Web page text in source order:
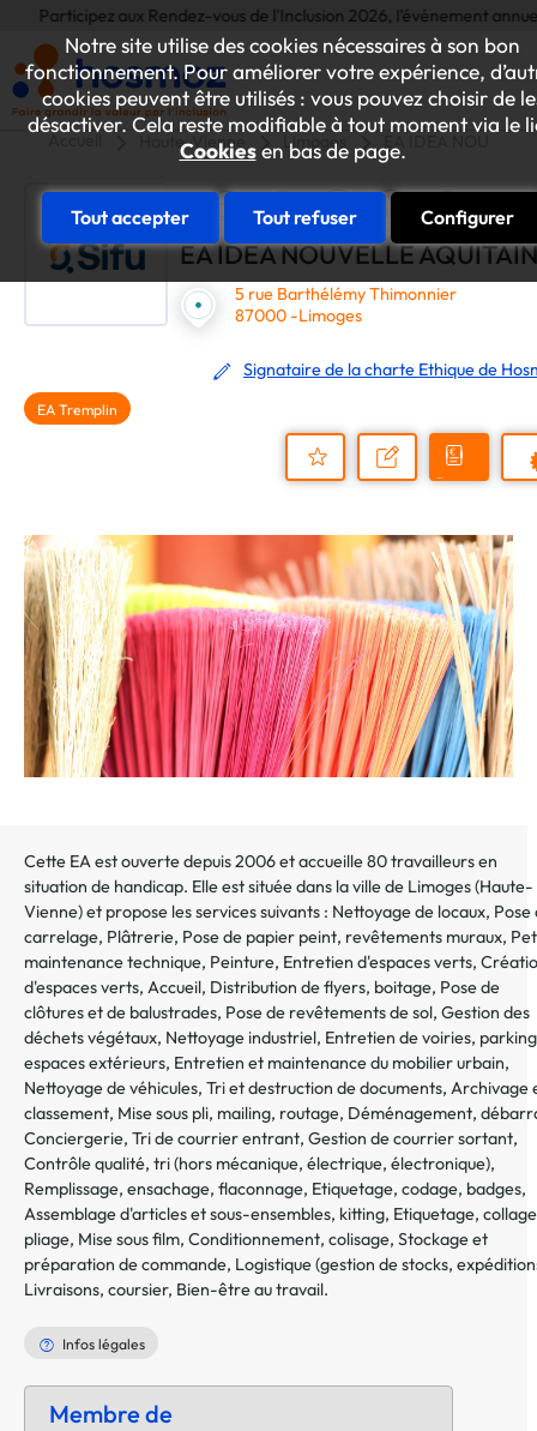
Notre site utilise des cookies nécessaires à son bon
fonctionnement. Pour améliorer votre expérience,
cookies peuvent être utilisés : vous pouvez choisir de
désactiver. Cela reste modifiable à tout moment via le
Cookiesen bas de page.
Tout accepter Tout refuser Configurer
aux Rendez-vous de l'Inclusion 2026, l'événement annuel
Accueil Haute-Vienne Limoges
EA IDEA NOUVELLE
5 rue Barthélémy Thimonnier
87000 -Limoges
Signataire de la charte Ethique de
EA Tremplin
dossier
Nous
Demander
Cette EA est ouverte depuis 2006 et accueille 80 travailleurs en
situation de handicap. Elle est située dans la ville de Limoges(Haute-
Vienne) et propose les services suivants : Nettoyage de locaux, Pose
carrelage, Plâtrerie, Pose de papier peint, revêtements muraux,
maintenance technique, Peinture, Entretien d'espaces verts,
d'espaces verts, Accueil, Distribution de flyers, boitage, Pose de
clôtures et de balustrades, Pose de revêtements de sol, Gestion des
déchets végétaux, Nettoyage industriel, Entretien de voiries,
espaces extérieurs, Entretien et maintenance du mobilier urbain,
Nettoyage de véhicules, Tri et destruction de documents, Archivage
classement, Mise sous pli, mailing, routage, Déménagement,
Conciergerie, Tri de courrier entrant, Gestion de courrier sortant,
Contrôle qualité, tri (hors mécanique, électrique, électronique),
Remplissage, ensachage, flaconnage, Etiquetage, codage, badges,
Assemblage d'articles et sous-ensembles, kitting, Etiquetage,
pliage, Mise sous film, Conditionnement, colisage, Stockage et
préparation de commande, Logistique (gestion de stocks,
Livraisons, coursier, Bien-être au travail.
Infos légales
Membre de